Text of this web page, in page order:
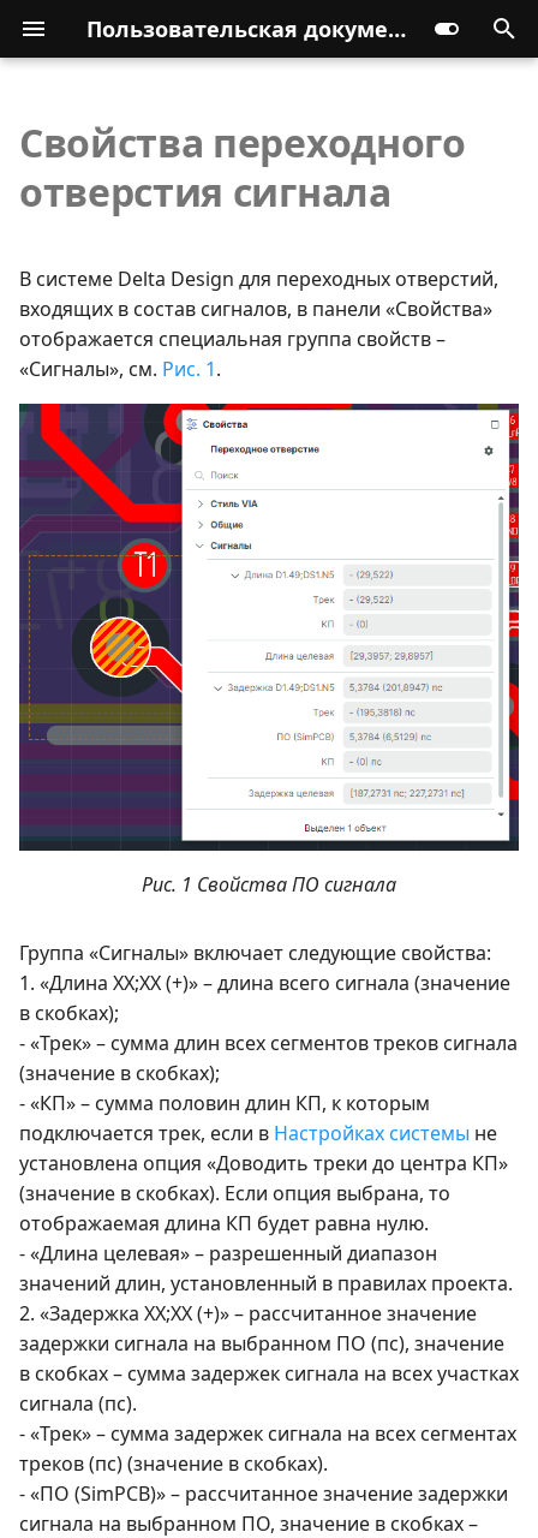
Пользовательская документация
Свойства переходного
отверстия сигнала
В системе Delta Design для переходных отверстий,
входящих в состав сигналов, в панели «Свойства»
отображается специальная группа свойств –
«Сигналы», см. Рис. 1.
Рис. 1 Свойства ПО сигнала
Группа «Сигналы» включает следующие свойства:
1. «Длина XX;XX (+)» – длина всего сигнала (значение
в скобках);
- «Трек» – сумма длин всех сегментов треков сигнала
(значение в скобках);
- «КП» – сумма половин длин КП, к которым
подключается трек, если в Настройках системы не
установлена опция «Доводить треки до центра КП»
(значение в скобках). Если опция выбрана, то
отображаемая длина КП будет равна нулю.
- «Длина целевая» – разрешенный диапазон
значений длин, установленный в правилах проекта.
2. «Задержка XX;XX (+)» – рассчитанное значение
задержки сигнала на выбранном ПО (пс), значение
в скобках – сумма задержек сигнала на всех участках
сигнала (пс).
- «Трек» – сумма задержек сигнала на всех сегментах
треков (пс) (значение в скобках).
- «ПО (SimPCB)» – рассчитанное значение задержки
сигнала на выбранном ПО, значение в скобках –